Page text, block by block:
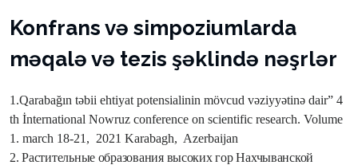
Konfrans və simpoziumlarda
məqalə və tezis şəklində nəşrlər
1.Qarabağın təbii ehtiyat potensialinin mövcud vəziyyətinə dair” 4
th İnternational Nowruz conference on scientific research. Volume
1. march 18-21, 2021 Karabagh, Azerbaijan
2. Растительные образования высоких гор Нахчыванской